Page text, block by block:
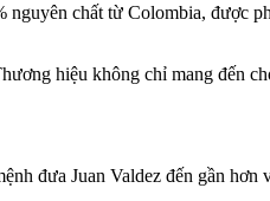
nguyên chất từ Colombia, được
hiệu không chỉ mang đến
đưa Juan Valdez đến gần